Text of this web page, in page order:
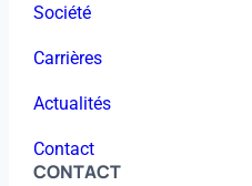
Société
Carrières
Actualités
Contact
CONTACT